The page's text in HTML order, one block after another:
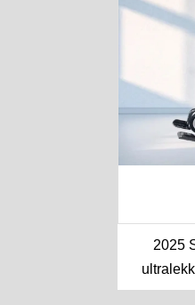
2025